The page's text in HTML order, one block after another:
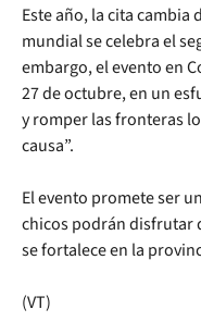
Este año, la cita cambia
mundial se celebra el
embargo, el evento en
27 de octubre, en un
y romper las fronteras
causa”.
El evento promete ser
chicos podrán disfrutar
se fortalece en la
(VT)